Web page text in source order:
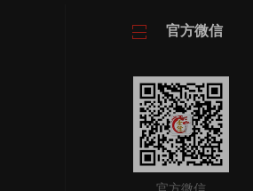
官方微信